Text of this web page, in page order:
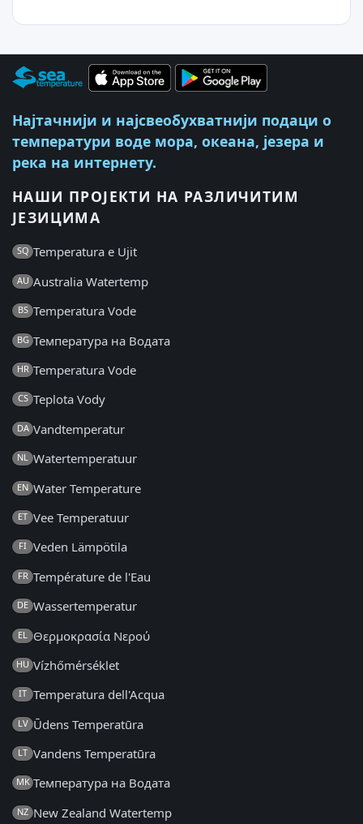
Најтачнији и најсвеобухватнији подаци о
температури воде мора, океана, језера и
река на интернету.
НАШИ ПРОЈЕКТИ НА РАЗЛИЧИТИМ
ЈЕЗИЦИМА
SQ Temperatura e Ujit
AU Australia Watertemp
BS Temperatura Vode
BG Температура на Водата
HR Temperatura Vode
CS Teplota Vody
DA Vandtemperatur
NL Watertemperatuur
EN Water Temperature
ET Vee Temperatuur
FI Veden Lämpötila
FR Température de l'Eau
DE Wassertemperatur
EL Θερμοκρασία Νερού
HU Vízhőmérséklet
IT Temperatura dell'Acqua
LV Ūdens Temperatūra
LT Vandens Temperatūra
MK Температура на Водата
NZ New Zealand Watertemp